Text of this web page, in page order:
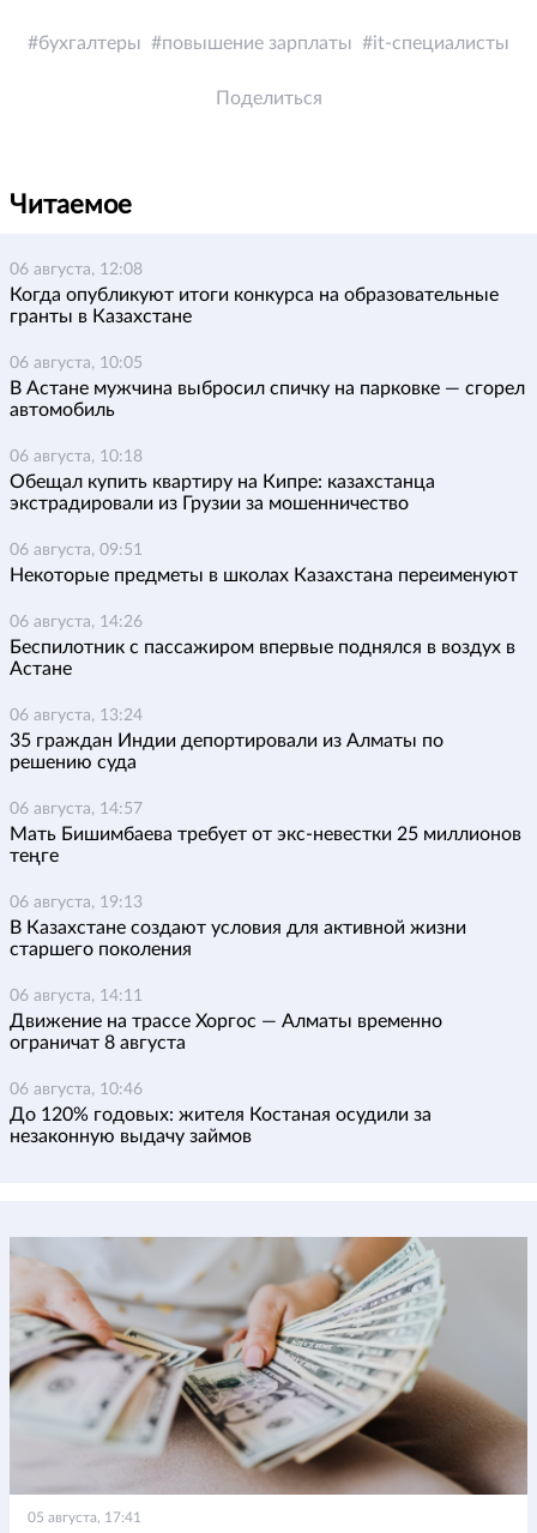
бухгалтеры повышение зарплаты it-специалисты
Поделиться
Читаемое
06 августа, 12:08
Когда опубликуют итоги конкурса на образовательные
гранты в Казахстане
06 августа, 10:05
В Астане мужчина выбросил спичку на парковке — сгорел
автомобиль
06 августа, 10:18
Обещал купить квартиру на Кипре: казахстанца
экстрадировали из Грузии за мошенничество
06 августа, 09:51
Некоторые предметы в школах Казахстана переименуют
06 августа, 14:26
Беспилотник с пассажиром впервые поднялся в воздух в
Астане
06 августа, 13:24
35 граждан Индии депортировали из Алматы по
решению суда
06 августа, 14:57
Мать Бишимбаева требует от экс-невестки 25 миллионов
теңге
06 августа, 19:13
В Казахстане создают условия для активной жизни
старшего поколения
06 августа, 14:11
Движение на трассе Хоргос — Алматы временно
ограничат 8 августа
06 августа, 10:46
До 120% годовых: жителя Костаная осудили за
незаконную выдачу займов
05 августа, 17:41